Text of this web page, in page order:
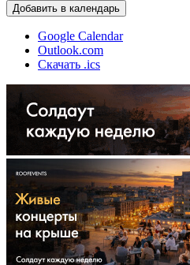
Добавить в календарь
Google Calendar
Outlook.com
Скачать .ics